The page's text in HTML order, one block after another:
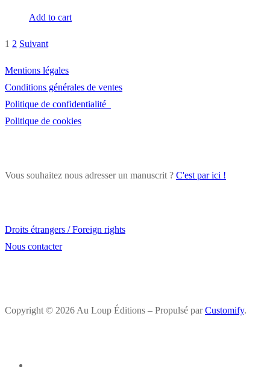
Add to cart
Pagination
des
publications
1 2 Suivant
Mentions légales
Conditions générales de ventes
Politique de confidentialité
Politique de cookies
Vous souhaitez nous adresser un manuscrit ? C'est par ici !
Droits étrangers / Foreign rights
Nous contacter
Copyright © 2026 Au Loup Éditions – Propulsé parCustomify.